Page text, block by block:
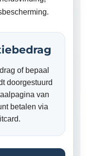
of bepaal
doorgestuurd
van
betalen via